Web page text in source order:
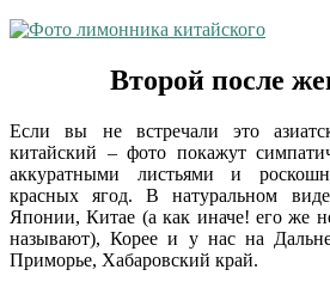
Второй после
Если вы не встречали это
китайский – фото покажут
аккуратными листьями и
красных ягод. В натуральном
Японии, Китае (а как иначе! его же
называют), Корее и у нас на
Приморье, Хабаровский край.